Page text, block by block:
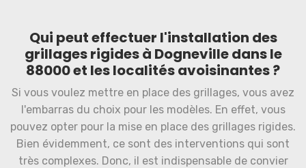
Qui peut effectuer l'installation des
grillages rigides à Dogneville dans le
88000 et les localités avoisinantes ?
Si vous voulez mettre en place des grillages, vous avez
l'embarras du choix pour les modèles. En effet, vous
pouvez opter pour la mise en place des grillages rigides.
Bien évidemment, ce sont des interventions qui sont
très complexes. Donc, il est indispensable de convier